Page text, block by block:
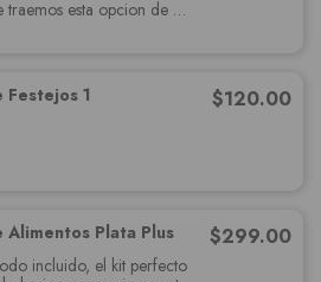
traemos esta opcion de
Festejos 1
$120.00
Alimentos Plata Plus $299.00
incluido, el kit perfecto